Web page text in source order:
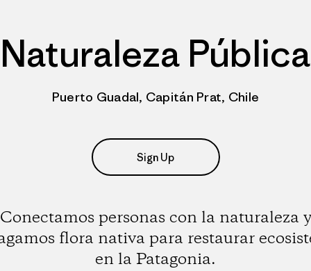
Naturaleza Pública
Puerto Guadal, Capitán Prat, Chile
Sign Up
Conectamos personas con la naturaleza y
flora nativa para restaurar
en la Patagonia.